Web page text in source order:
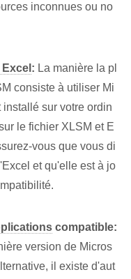
inconnues ou no
: La manière la pl
consiste à utiliser Mi
sur votre ordin
le fichier XLSM et E
vous que vous di
et qu'elle est à jo
compatible:
version de Micros
il existe d'aut